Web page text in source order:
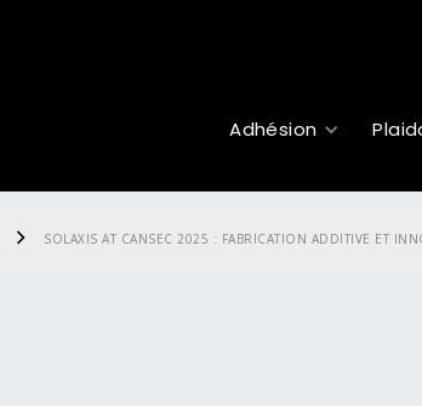
Adhésion
SOLAXIS AT CANSEC 2025 : FABRICATION ADDITIVE ET